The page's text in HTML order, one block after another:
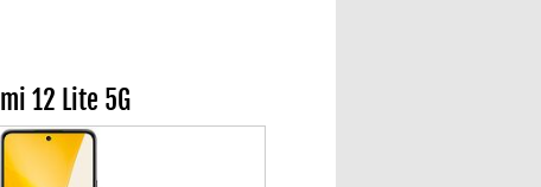
12 Lite 5G